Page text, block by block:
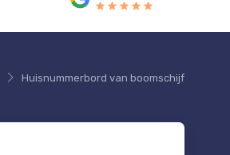
Huisnummerbord van boomschijf